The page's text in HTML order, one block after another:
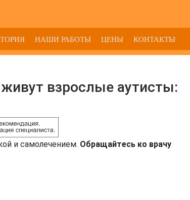
НАШИ РАБОТЫ ЦЕНЫ КОНТАКТЫ
взрослые аутисты:
и самолечением. Обращайтесь ко врачу